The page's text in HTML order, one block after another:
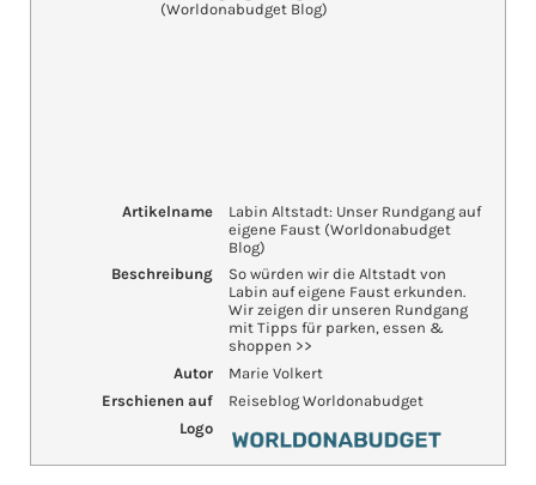
Artikelname
Labin Altstadt: Unser Rundgang auf
eigene Faust (Worldonabudget
Blog)
Beschreibung
So würden wir die Altstadt von
Labin auf eigene Faust erkunden.
Wir zeigen dir unseren Rundgang
mit Tipps für parken, essen &
shoppen >>
Autor
Marie Volkert
Erschienen auf
Reiseblog Worldonabudget
Logo